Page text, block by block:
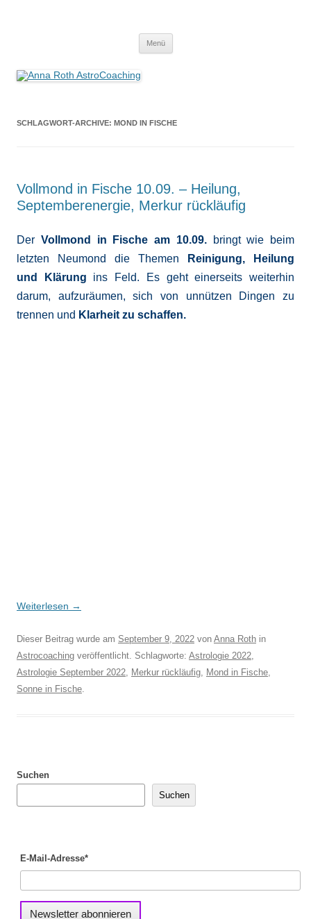
Menü
SCHLAGWORT-ARCHIVE: MOND IN FISCHE
Vollmond in Fische 10.09. – Heilung,
Septemberenergie, Merkur rückläufig
Der Vollmond in Fische am 10.09.
bringt wie beim
letzten Neumond die Themen
Reinigung, Heilung
und Klärung ins Feld. Es geht einerseits weiterhin
darum, aufzuräumen, sich von unnützen Dingen zu
trennen und Klarheit zu schaffen.
Weiterlesen →
Dieser Beitrag wurde am September 9, 2022 von Anna Roth in
Astrocoaching veröffentlicht. Schlagworte: Astrologie 2022,
Astrologie September 2022, Merkur rückläufig, Mond in Fische,
Sonne in Fische.
Suchen
Suchen
E-Mail-Adresse*